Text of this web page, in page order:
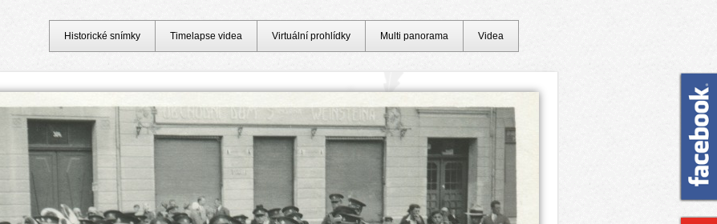
Historické snímky Timelapse videa Virtuální prohlídky Multi panorama Videa